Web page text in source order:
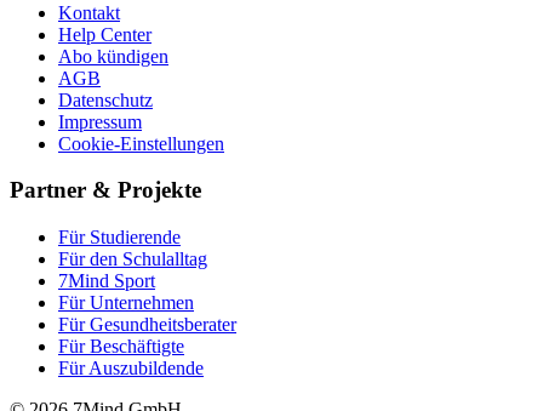
Kontakt
Help Center
Abo kündigen
AGB
Datenschutz
Impressum
Cookie-Einstellungen
Partner & Projekte
Für Stu­die­rende
Für den Schulalltag
7Mind Sport
Für Unter­neh­men
Für Gesund­heits­be­ra­ter
Für Beschäftigte
Für Auszubildende